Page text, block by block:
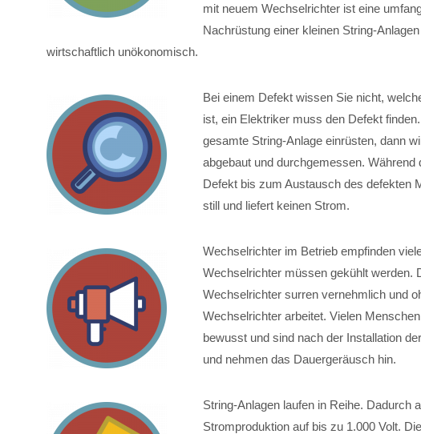
mit neuem Wechselrichter ist eine
Nachrüstung einer kleinen String-
wirtschaftlich unökonomisch.
Bei einem Defekt wissen Sie nicht,
ist, ein Elektriker muss den Defekt
gesamte String-Anlage einrüsten, dann
abgebaut und durchgemessen. Während
Defekt bis zum Austausch des defekten
still und liefert keinen Strom.
Wechselrichter im Betrieb empfinden
Wechselrichter müssen gekühlt werden.
Wechselrichter surren vernehmlich und
Wechselrichter arbeitet. Vielen
bewusst und sind nach der Installation
und nehmen das Dauergeräusch hin.
String-Anlagen laufen in Reihe. Dadurch
Stromproduktion auf bis zu 1.000 Volt.